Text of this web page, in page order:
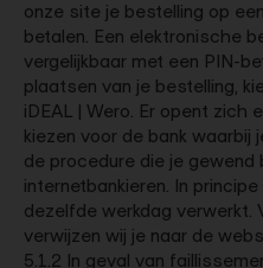
onze site je bestelling op
betalen. Een elektronische
vergelijkbaar met een PIN-
plaatsen van je bestelling,
iDEAL | Wero. Er opent zich
kiezen voor de bank waarbij
de procedure die je gewend
internetbankieren. In
dezelfde werkdag verwerkt.
verwijzen wij je naar de
5.1.2 In geval van